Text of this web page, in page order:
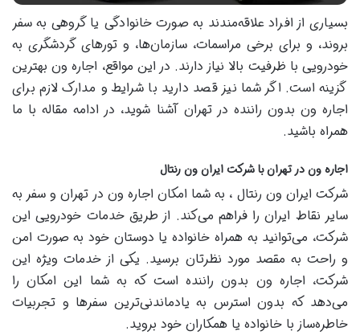
بسیاری از افراد علاقه‌مندند به صورت خانوادگی یا گروهی به سفر
بروند، و برای برخی مراسمات، سازمان‌ها، و تورهای گردشگری به
خودرویی با ظرفیت بالا نیاز دارند. در این مواقع، اجاره ون بهترین
گزینه است. اگر شما نیز قصد دارید با شرایط و مدارک لازم برای
اجاره ون بدون راننده در تهران آشنا شوید، در ادامه مقاله با ما
همراه باشید.
اجاره ون در تهران با شرکت ایران ون رنتال
شرکت ایران ون رنتال ، به شما امکان اجاره ون در تهران و سفر به
سایر نقاط ایران را فراهم می‌کند. از طریق خدمات خودرویی این
شرکت، می‌توانید به همراه خانواده یا دوستان خود به صورت امن
و راحت به مقصد مورد نظرتان برسید. یکی از خدمات ویژه این
شرکت، اجاره ون بدون راننده است که به شما این امکان را
می‌دهد که بدون استرس به یادماندنی‌ترین سفرها و تجربیات
خاطره‌ساز با خانواده یا همکاران خود بروید.